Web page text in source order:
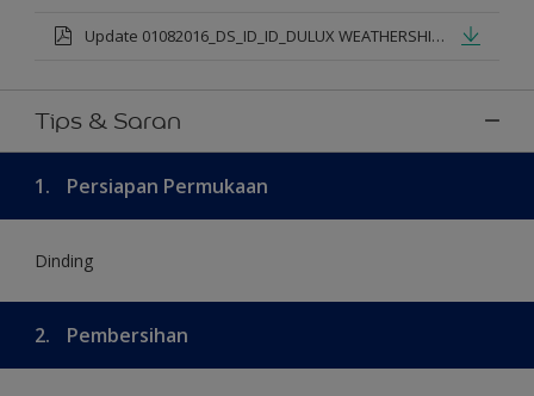
Update 01082016_DS_ID_ID_DULUX WEATHERSHIELD PRO PREMIUM EXTERIOR_mod.pdf
Tips & Saran
1. Persiapan Permukaan
Dinding
2. Pembersihan